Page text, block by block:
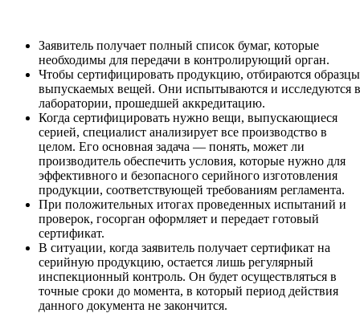
Заявитель получает полный список бумаг, которые
необходимы для передачи в контролирующий орган.
Чтобы сертифицировать продукцию, отбираются образцы
выпускаемых вещей. Они испытываются и исследуются в
лаборатории, прошедшей аккредитацию.
Когда сертифицировать нужно вещи, выпускающиеся
серией, специалист анализирует все производство в
целом. Его основная задача — понять, может ли
производитель обеспечить условия, которые нужно для
эффективного и безопасного серийного изготовления
продукции, соответствующей требованиям регламента.
При положительных итогах проведенных испытаний и
проверок, госорган оформляет и передает готовый
сертификат.
В ситуации, когда заявитель получает сертификат на
серийную продукцию, остается лишь регулярный
инспекционный контроль. Он будет осуществляться в
точные сроки до момента, в который период действия
данного документа не закончится.